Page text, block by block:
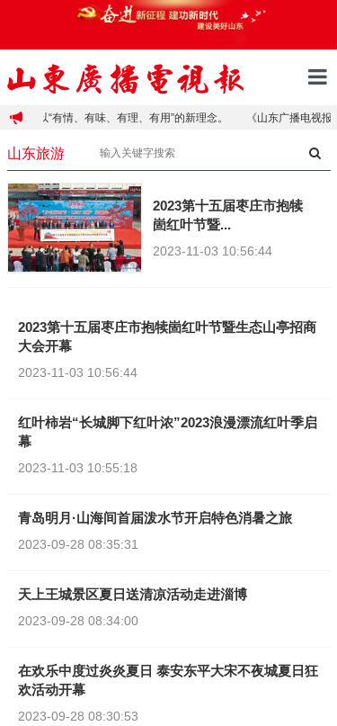
了以“有情、有味、有理、有用”的新理念。 《山东广播电视报
山东旅游
2023第十五届枣庄市抱犊
崮红叶节暨...
2023-11-03 10:56:44
2023第十五届枣庄市抱犊崮红叶节暨生态山亭招商
大会开幕
2023-11-03 10:56:44
红叶柿岩“长城脚下红叶浓”2023浪漫漂流红叶季启
幕
2023-11-03 10:55:18
青岛明月·山海间首届泼水节开启特色消暑之旅
2023-09-28 08:35:31
天上王城景区夏日送清凉活动走进淄博
2023-09-28 08:34:00
在欢乐中度过炎炎夏日 泰安东平大宋不夜城夏日狂
欢活动开幕
2023-09-28 08:30:53